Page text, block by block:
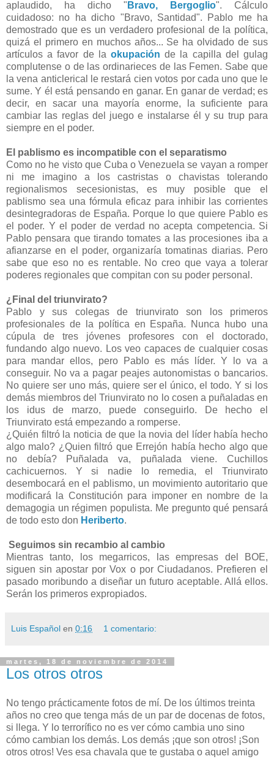
aplaudido, ha dicho " Bravo, Bergoglio". Cálculo
cuidadoso: no ha dicho "Bravo, Santidad". Pablo me ha
demostrado que es un verdadero profesional de la política,
quizá el primero en muchos años... Se ha olvidado de sus
artículos a favor de la okupación de la capilla del gulag
complutense o de las ordinarieces de las Femen. Sabe que
la vena anticlerical le restará cien votos por cada uno que le
sume. Y él está pensando en ganar. En ganar de verdad; es
decir, en sacar una mayoría enorme, la suficiente para
cambiar las reglas del juego e instalarse él y su trup para
siempre en el poder.
El pablismo es incompatible con el separatismo
Como no he visto que Cuba o Venezuela se vayan a romper
ni me imagino a los castristas o chavistas tolerando
regionalismos secesionistas, es muy posible que el
pablismo sea una fórmula eficaz para inhibir las corrientes
desintegradoras de España. Porque lo que quiere Pablo es
el poder. Y el poder de verdad no acepta competencia. Si
Pablo pensara que tirando tomates a las procesiones iba a
afianzarse en el poder, organizaría tomatinas diarias. Pero
sabe que eso no es rentable. No creo que vaya a tolerar
poderes regionales que compitan con su poder personal.
¿Final del triunvirato?
Pablo y sus colegas de triunvirato son los primeros
profesionales de la política en España. Nunca hubo una
cúpula de tres jóvenes profesores con el doctorado,
fundando algo nuevo. Los veo capaces de cualquier cosas
para mandar ellos, pero Pablo es más líder. Y lo va a
conseguir. No va a pagar peajes autonomistas o bancarios.
No quiere ser uno más, quiere ser el único, el todo. Y si los
demás miembros del Triunvirato no lo cosen a puñaladas en
los idus de marzo, puede conseguirlo. De hecho el
Triunvirato está empezando a romperse.
¿Quién filtró la noticia de que la novia del líder había hecho
algo malo? ¿Quien filtró que Errejón había hecho algo que
no debía? Puñalada va, puñalada viene. Cuchillos
cachicuernos. Y si nadie lo remedia, el Triunvirato
desembocará en el pablismo, un movimiento autoritario que
modificará la Constitución para imponer en nombre de la
demagogia un régimen populista. Me pregunto qué pensará
de todo esto don Heriberto.
Seguimos sin recambio al cambio
Mientras tanto, los megarricos, las empresas del BOE,
siguen sin apostar por Vox o por Ciudadanos. Prefieren el
pasado moribundo a diseñar un futuro aceptable. Allá ellos.
Serán los primeros expropiados.
Luis Español en 0:16 1 comentario:
martes, 18 de noviembre de 2014
Los otros otros
No tengo prácticamente fotos de mí. De los últimos treinta
años no creo que tenga más de un par de docenas de fotos,
si llega. Y lo terrorífico no es ver cómo cambia uno sino
cómo cambian los demás. Los demás ¡que son otros! ¡Son
otros otros! Ves esa chavala que te gustaba o aquel amigo